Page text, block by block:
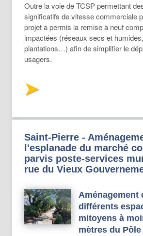
Outre la voie de TCSP permettant
significatifs de vitesse commerciale
projet a permis la remise à neuf
impactées (réseaux secs et
plantations…) afin de simplifier le
usagers.
Saint-Pierre -
l'esplanade du marché
parvis poste-services
rue du Vieux
Aménagement
différents
mitoyens à
mètres du Pôle